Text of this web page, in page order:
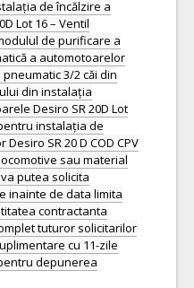
de încălzire a
Lot 16 – Ventil
de purificare a
a automotoarelor
pneumatic 3/2 căi din
din instalația
Desiro SR 20D Lot
instalația de
SR 20 D COD CPV
sau material
putea solicita
inainte de data limita
contractanta
tuturor solicitarilor
cu 11-zile
depunerea